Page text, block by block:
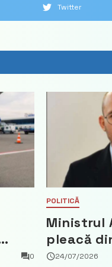
Twitter
0
POLITICĂ
Ministrul
pleacă
ce a
24/07/2026